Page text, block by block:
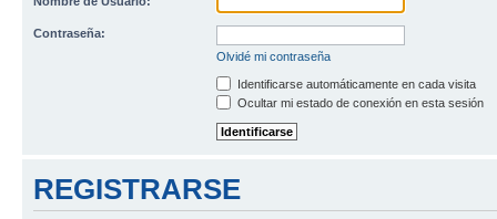
Contraseña:
Olvidé mi contraseña
Identificarse automáticamente en cada visita
Ocultar mi estado de conexión en esta sesión
REGISTRARSE